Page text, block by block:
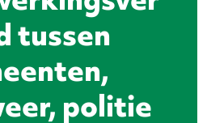
tussen
politie